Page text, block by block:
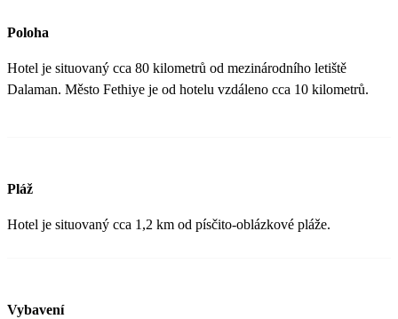
Poloha
Hotel je situovaný cca 80 kilometrů od mezinárodního letiště
Dalaman. Město Fethiye je od hotelu vzdáleno cca 10 kilometrů.
Pláž
Hotel je situovaný cca 1,2 km od písčito-oblázkové pláže.
Vybavení